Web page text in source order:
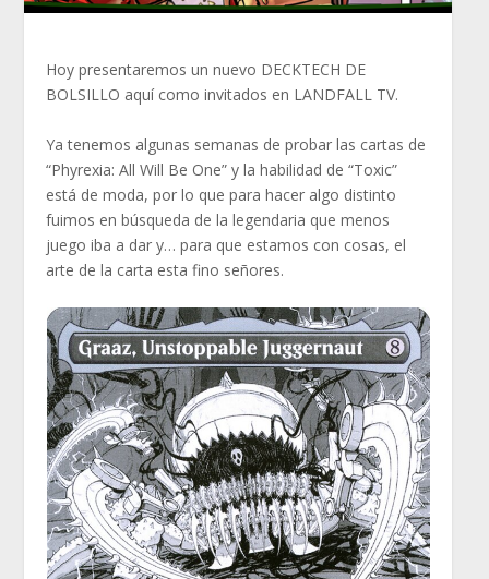
Hoy presentaremos un nuevo DECKTECH DE
BOLSILLO aquí como invitados en LANDFALL TV.
Ya tenemos algunas semanas de probar las cartas de
“Phyrexia: All Will Be One” y la habilidad de “Toxic”
está de moda, por lo que para hacer algo distinto
fuimos en búsqueda de la legendaria que menos
juego iba a dar y… para que estamos con cosas, el
arte de la carta esta fino señores.